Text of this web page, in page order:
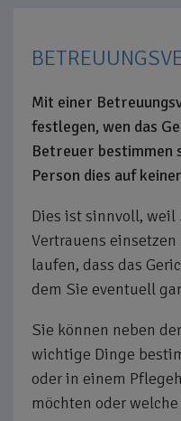
Mit einer
festlegen, wen das
Betreuer bestimmen
Person dies auf
Dies ist sinnvoll, weil
Vertrauens
laufen, dass das
dem Sie eventuell
Sie können neben
wichtige Dinge
oder in einem
möchten oder